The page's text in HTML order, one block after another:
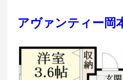
アヴァンティー